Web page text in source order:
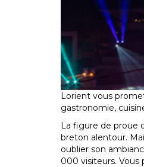
Lorient vous
gastronomie,
La figure de proue
breton alentour.
oublier son
000 visiteurs.